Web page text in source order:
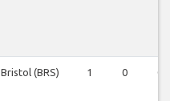
Bristol (BRS) 1 0 0